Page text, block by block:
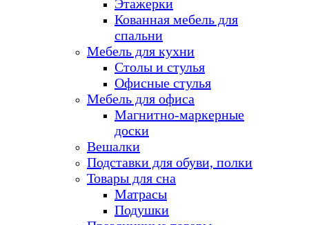
Этажерки
Кованная мебель для
спальни
Мебель для кухни
Столы и стулья
Офисные стулья
Мебель для офиса
Магнитно-маркерные
доски
Вешалки
Подставки для обуви, полки
Товары для сна
Матрасы
Подушки